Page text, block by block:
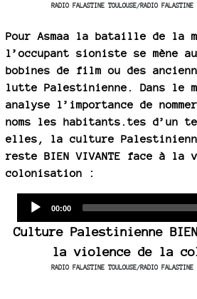
RADIO FALASTINE TOULOUSE/RADIO
Pour Asmaa la bataille de la
l’occupant sioniste se mène
bobines de film ou des
lutte Palestinienne. Dans le
analyse l’importance de
noms les habitants.tes d’un
elles, la culture
reste BIEN VIVANTE face à la
colonisation :
Current
00:00
Culture Palestinienne
la violence de la
RADIO FALASTINE TOULOUSE/RADIO